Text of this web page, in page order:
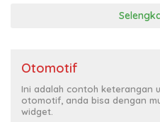
Otomotif
Ini adalah contoh keterangan
otomotif, anda bisa dengan
widget.